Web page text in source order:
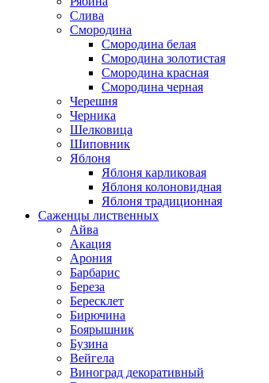
Слива
Смородина
Смородина белая
Смородина золотистая
Смородина красная
Смородина черная
Черешня
Черника
Шелковица
Шиповник
Яблоня
Яблоня карликовая
Яблоня колоновидная
Яблоня традиционная
Саженцы лиственных
Айва
Акация
Арония
Барбарис
Береза
Бересклет
Бирючина
Боярышник
Бузина
Вейгела
Виноград декоративный